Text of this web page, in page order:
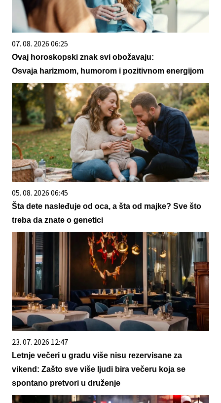
07. 08. 2026 06:25
Ovaj horoskopski znak svi obožavaju:
Osvaja harizmom, humorom i pozitivnom energijom
05. 08. 2026 06:45
Šta dete nasleđuje od oca, a šta od majke? Sve što
treba da znate o genetici
23. 07. 2026 12:47
Letnje večeri u gradu više nisu rezervisane za
vikend: Zašto sve više ljudi bira večeru koja se
spontano pretvori u druženje